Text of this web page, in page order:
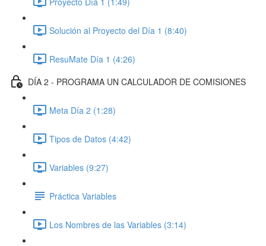
Solución al Proyecto del Día 1 (8:40)
ResuMate Día 1 (4:26)
DÍA 2 - PROGRAMA UN CALCULADOR DE COMISIONES
Meta Día 2 (1:28)
Tipos de Datos (4:42)
Variables (9:27)
Práctica Variables
Los Nombres de las Variables (3:14)